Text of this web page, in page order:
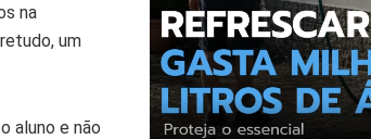
na
um
aluno e não